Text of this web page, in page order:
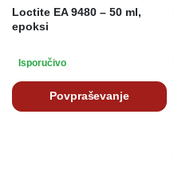
Loctite EA 9480 – 50 ml,
epoksi
Isporučivo
Povpraševanje